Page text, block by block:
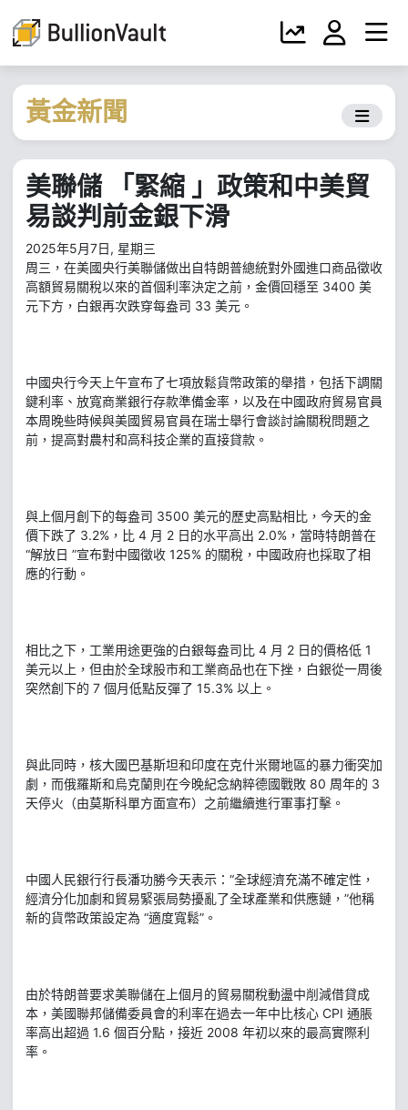
黃金新聞
美聯儲 「緊縮 」政策和中美貿
易談判前金銀下滑
2025年5月7日, 星期三
周三，在美國央行美聯儲做出自特朗普總統對外國進口商品徵收
高額貿易關稅以來的首個利率決定之前，金價回穩至 3400 美
元下方，白銀再次跌穿每盎司 33 美元。
中國央行今天上午宣布了七項放鬆貨幣政策的舉措，包括下調關
鍵利率、放寬商業銀行存款準備金率，以及在中國政府貿易官員
本周晚些時候與美國貿易官員在瑞士舉行會談討論關稅問題之
前，提高對農村和高科技企業的直接貸款。
與上個月創下的每盎司 3500 美元的歷史高點相比，今天的金
價下跌了 3.2%，比 4 月 2 日的水平高出 2.0%，當時特朗普在
“解放日 ”宣布對中國徵收 125% 的關稅，中國政府也採取了相
應的行動。
相比之下，工業用途更強的白銀每盎司比 4 月 2 日的價格低 1
美元以上，但由於全球股市和工業商品也在下挫，白銀從一周後
突然創下的 7 個月低點反彈了 15.3% 以上。
與此同時，核大國巴基斯坦和印度在克什米爾地區的暴力衝突加
劇，而俄羅斯和烏克蘭則在今晚紀念納粹德國戰敗 80 周年的 3
天停火（由莫斯科單方面宣布）之前繼續進行軍事打擊。
中國人民銀行行長潘功勝今天表示：“全球經濟充滿不確定性，
經濟分化加劇和貿易緊張局勢擾亂了全球產業和供應鏈，”他稱
新的貨幣政策設定為 “適度寬鬆”。
由於特朗普要求美聯儲在上個月的貿易關稅動盪中削減借貸成
本，美國聯邦儲備委員會的利率在過去一年中比核心 CPI 通脹
率高出超過 1.6 個百分點，接近 2008 年初以來的最高實際利
率。